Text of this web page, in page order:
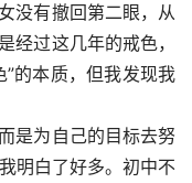
没有撤回第二眼，从
经过这几年的戒色，
的本质，但我发现我
是为自己的目标去努
明白了好多。初中不